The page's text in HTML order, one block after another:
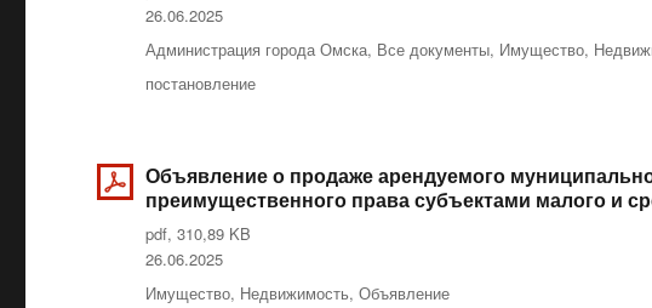
Опубликовано
26.06.2025
Рубрики
Администрация города Омска, Все документы, Имущество,
Метки
постановление
Объявление о продаже арендуемого
преимущественного права субъектами малого и
pdf, 310,89 KB
Опубликовано
26.06.2025
Рубрики
Имущество, Недвижимость,Объявление